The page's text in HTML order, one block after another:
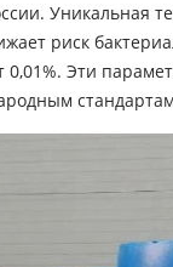
Уникальная
риск
Эти